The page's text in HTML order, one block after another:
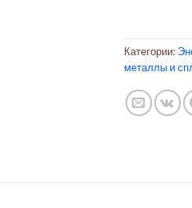
Категории:
металлы и